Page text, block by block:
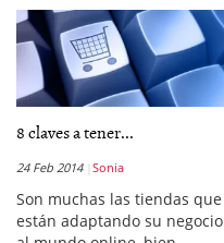
8 claves a tener...
24 Feb 2014 Sonia
Son muchas las tiendas que
están adaptando su negocio